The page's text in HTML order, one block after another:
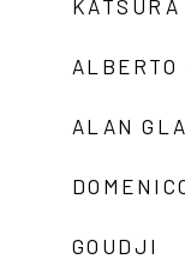
ALBERTO
ALAN
GOUDJI